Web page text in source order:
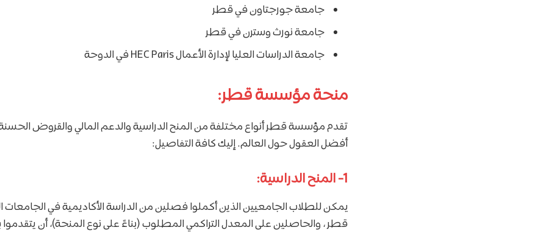
جامعة جورجتاون في قطر
جامعة نورث وسترن في قطر
جامعة الدراسات العليا لإدارة الأعمال HEC Paris في الدوحة
منحة مؤسسة قطر:
تقدم مؤسسة قطر أنواع مختلفة من المنح الدراسية والدعم المالي والقروض
أفضل العقول حول العالم. إليك كافة التفاصيل:
1- المنح الدراسية:
يمكن للطلاب الجامعيين الذين أكملوا فصلين من الدراسة الأكاديمية في
قطر ، والحاصلين على المعدل التراكمي المطلوب (بناءً على نوع المنحة)، أن